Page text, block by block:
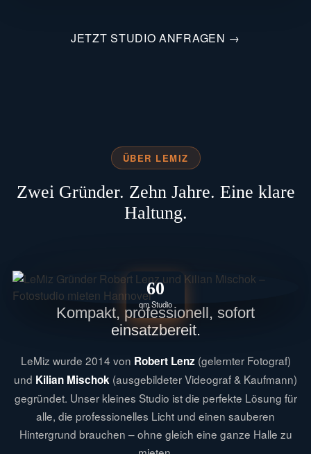
JETZT STUDIO ANFRAGEN →
ÜBER LEMIZ
Zwei Gründer. Zehn Jahre. Eine klare
Haltung.
60
qm Studio
Kompakt, professionell, sofort
einsatzbereit.
LeMiz wurde 2014 von Robert Lenz(gelernter Fotograf)
und Kilian Mischok (ausgebildeter Videograf & Kaufmann)
gegründet. Unser kleines Studio ist die perfekte Lösung für
alle, die professionelles Licht und einen sauberen
Hintergrund brauchen – ohne gleich eine ganze Halle zu